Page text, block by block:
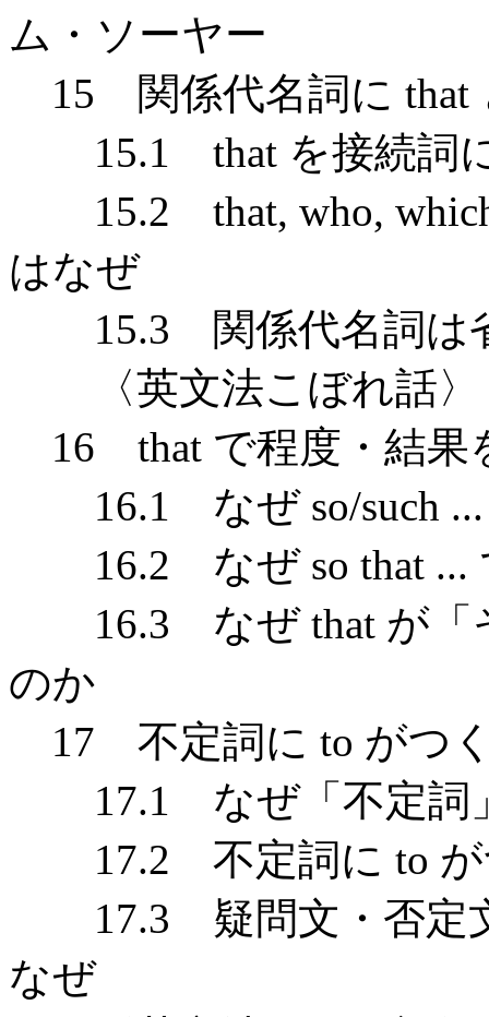
ム・ソーヤー
15 関係代名詞に that
15.1 that を接続詞
15.2 that, who,
はなぜ
15.3 関係代名詞は
〈英文法こぼれ話〉
16 that で程度・結果
16.1 なぜ so/such ...
16.2 なぜ so that ...
16.3 なぜ that が「
のか
17 不定詞に to がつ
17.1 なぜ「不定詞
17.2 不定詞に to が
17.3 疑問文・否定文
なぜ